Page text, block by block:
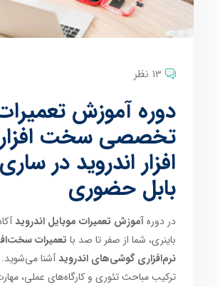
13 نظر
دوره آموزش
تخصصی سخت افزار
افزار اندروید در
بابل حضوری
در دورهآموزش تعمیرات موبایل اندروید
باینری، شما از صفر تا صد با تعمیرات
نرم‌افزاری گوشی‌های اندرویدآشنا می‌شوید.
ترکیب مباحث تئوری و کارگاه‌های عملی،